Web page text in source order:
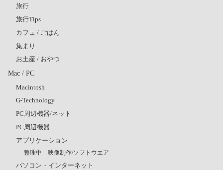
旅行
旅行Tips
カフェ / ごはん
集まり
お土産 / おやつ
Mac / PC
Macintosh
G-Technology
PC周辺機器/ネット
PC周辺機器
アプリケーション
整理中 映像制作/ソフトウエア
パソコン・インターネット